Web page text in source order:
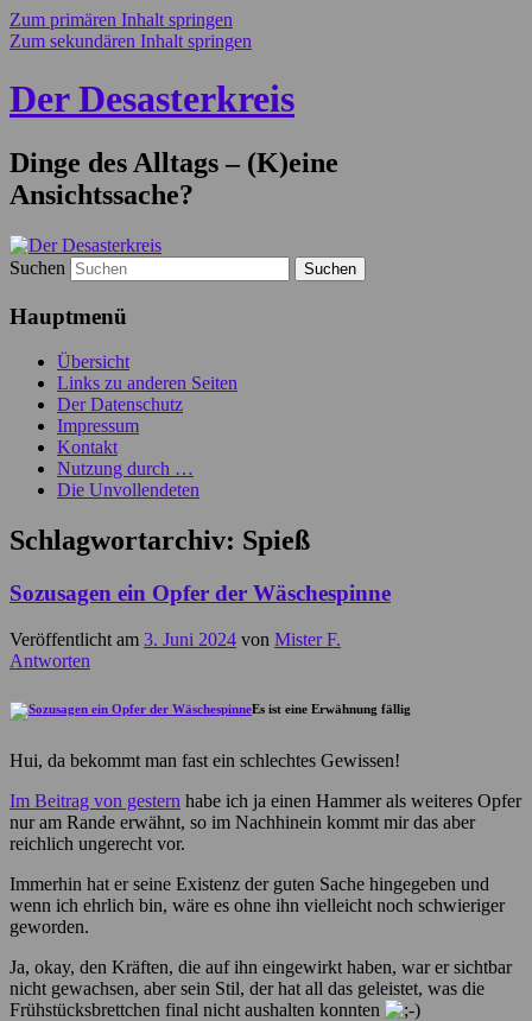
Zum primären Inhalt springen
Zum sekundären Inhalt springen
Der Desasterkreis
Dinge des Alltags – (K)eine
Ansichtssache?
Suchen
Hauptmenü
Übersicht
Links zu anderen Seiten
Der Datenschutz
Impressum
Kontakt
Nutzung durch …
Die Unvollendeten
Schlagwortarchiv: Spieß
Sozusagen ein Opfer der Wäschespinne
Veröffentlicht am 3. Juni 2024 von Mister F.
Antworten
Es ist eine Erwähnung fällig
Hui, da bekommt man fast ein schlechtes Gewissen!
Im Beitrag von gestern habe ich ja einen Hammer als weiteres Opfer
nur am Rande erwähnt, so im Nachhinein kommt mir das aber
reichlich ungerecht vor.
Immerhin hat er seine Existenz der guten Sache hingegeben und
wenn ich ehrlich bin, wäre es ohne ihn vielleicht noch schwieriger
geworden.
Ja, okay, den Kräften, die auf ihn eingewirkt haben, war er sichtbar
nicht gewachsen, aber sein Stil, der hat all das geleistet, was die
Frühstücksbrettchen final nicht aushalten konnten